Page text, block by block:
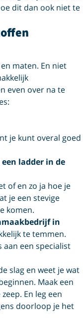
dit dan ook niet te
maten. En niet
even over na te
je kunt overal goed
ladder in de
of en zo ja hoe je
je een stevige
komen.
in
te temmen.
aan een specialist
slag en weet je wat
Maak een
En leg een
doorloop je het